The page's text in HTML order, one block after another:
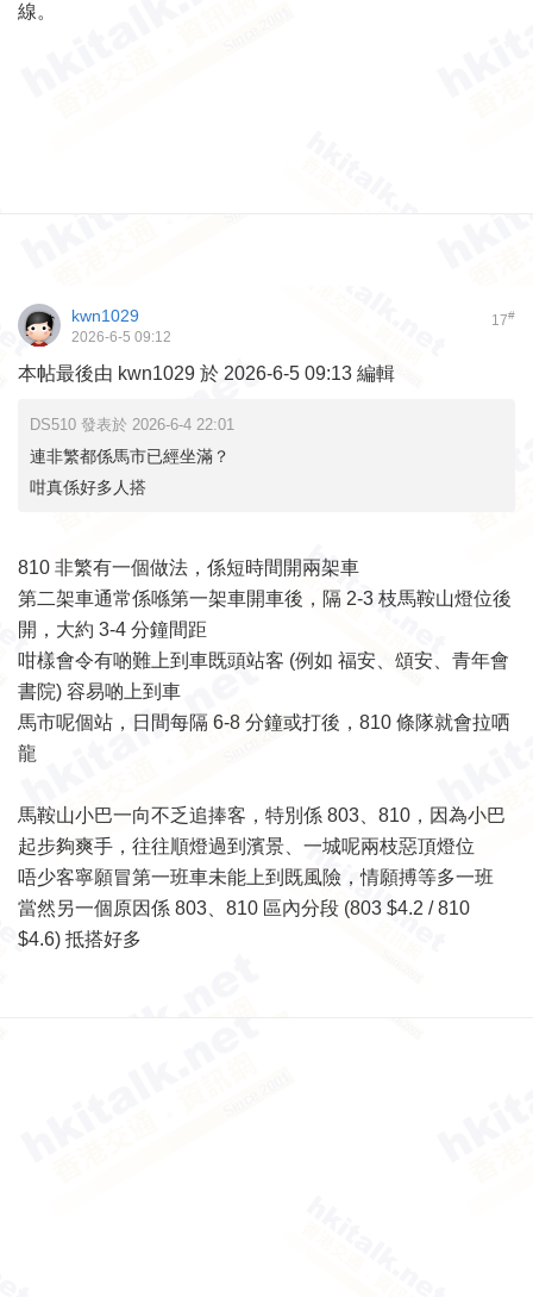
線。
17#
kwn1029
2026-6-5 09:12
本帖最後由 kwn1029 於 2026-6-5 09:13 編輯
DS510 發表於 2026-6-4 22:01
連非繁都係馬市已經坐滿？
咁真係好多人搭
810 非繁有一個做法，係短時間開兩架車
第二架車通常係喺第一架車開車後，隔 2-3 枝馬鞍山燈位後
開，大約 3-4 分鐘間距
咁樣會令有啲難上到車既頭站客 (例如 福安、頌安、青年會
書院) 容易啲上到車
馬市呢個站，日間每隔 6-8 分鐘或打後，810 條隊就會拉哂
龍
馬鞍山小巴一向不乏追捧客，特別係 803、810，因為小巴
起步夠爽手，往往順燈過到濱景、一城呢兩枝惡頂燈位
唔少客寧願冒第一班車未能上到既風險，情願搏等多一班
當然另一個原因係 803、810 區內分段 (803 $4.2 / 810
$4.6) 抵搭好多